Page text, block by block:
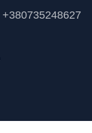
+380735248627